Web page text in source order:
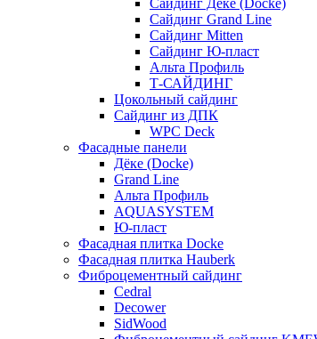
Сайдинг Дёке (Docke)
Сайдинг Grand Line
Сайдинг Mitten
Сайдинг Ю-пласт
Альта Профиль
Т-САЙДИНГ
Цокольный сайдинг
Сайдинг из ДПК
WPC Deck
Фасадные панели
Дёке (Docke)
Grand Line
Альта Профиль
AQUASYSTEM
Ю-пласт
Фасадная плитка Docke
Фасадная плитка Hauberk
Фиброцементный сайдинг
Cedral
Decower
SidWood